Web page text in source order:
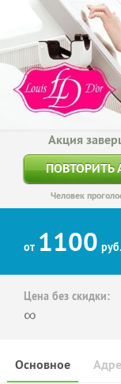
Акция
Человек
от 1100 руб.
Цена без скидки:
∞
Основное